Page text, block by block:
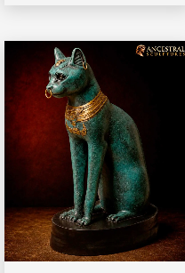
Rango
€79,95
hasta
€285,00
producto
tiene
múltiples
variantes.
se
pueden
elegir